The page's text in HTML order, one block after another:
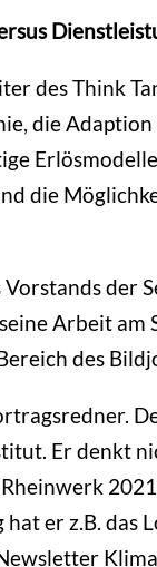
des Think
die Adaption
die
der
Arbeit am
des
Er denkt
er z.B. das